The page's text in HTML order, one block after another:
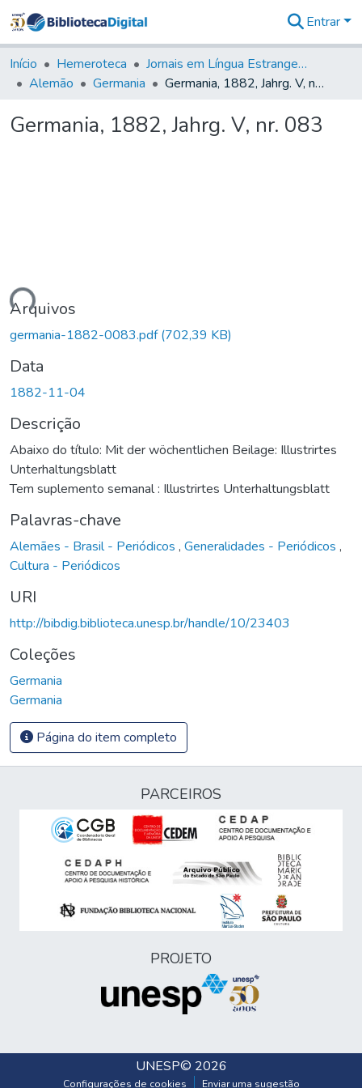
&
Coleções
Tudo na
Digital
Entrar
Início Hemeroteca
Jornais em Língua Estrangeira
Alemão
Germania Germania, 1882, Jahrg. V, nr. 083
Germania, 1882, Jahrg. V, nr. 083
Arquivos
germania-1882-0083.pdf(702,39 KB)
Data
1882-11-04
Descrição
Abaixo do título: Mit der wöchentlichen Beilage: Illustrirtes
Unterhaltungsblatt
Tem suplemento semanal : Illustrirtes Unterhaltungsblatt
Palavras-chave
Alemães - Brasil - Periódicos , Generalidades - Periódicos ,
Cultura - Periódicos
URI
http://bibdig.biblioteca.unesp.br/handle/10/23403
Coleções
Germania
Germania
Página do item completo
PARCEIROS
PROJETO
UNESP© 2026
Configurações de cookies Enviar uma sugestão